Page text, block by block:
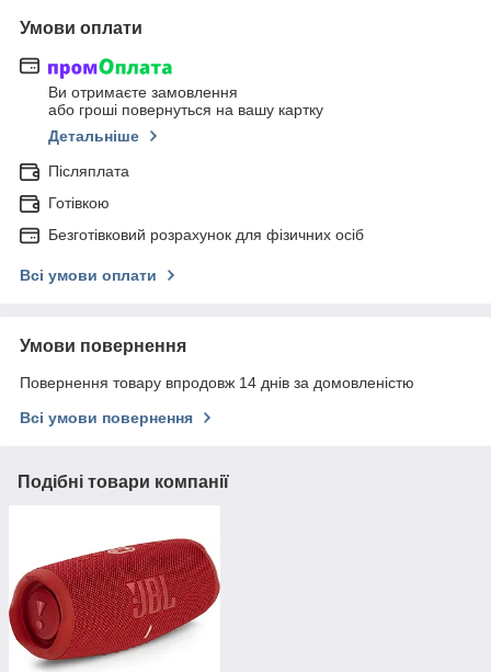
Умови оплати
Ви отримаєте замовлення
або гроші повернуться на вашу картку
Детальніше
Післяплата
Готівкою
Безготівковий розрахунок для фізичних осіб
Всі умови оплати
Умови повернення
Повернення товару впродовж 14 днів за домовленістю
Всі умови повернення
Подібні товари компанії